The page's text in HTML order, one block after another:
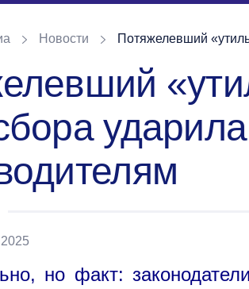
Новости Потяжелевший
но факт: